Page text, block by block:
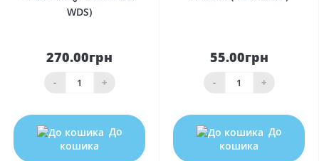
WDS)
270.00грн
- +
До
кошика
55.00грн
- +
До
кошика